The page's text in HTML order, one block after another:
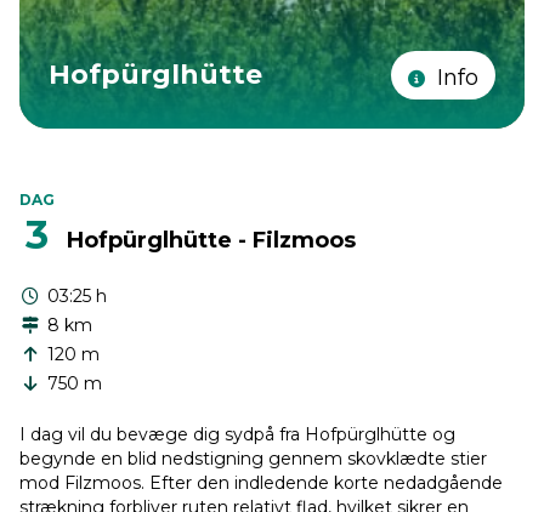
Hofpürglhütte Info
DAG
3 Hofpürglhütte - Filzmoos
03:25 h
8 km
120 m
750 m
I dag vil du bevæge dig sydpå fra Hofpürglhütte og
begynde en blid nedstigning gennem skovklædte stier
mod Filzmoos. Efter den indledende korte nedadgående
strækning forbliver ruten relativt flad, hvilket sikrer en